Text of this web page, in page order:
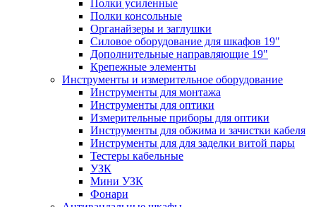
Полки усиленные
Полки консольные
Органайзеры и заглушки
Силовое оборудование для шкафов 19"
Дополнительные направляющие 19"
Крепежные элементы
Инструменты и измерительное оборудование
Инструменты для монтажа
Инструменты для оптики
Измерительные приборы для оптики
Инструменты для обжима и зачистки кабеля
Инструменты для для заделки витой пары
Тестеры кабельные
УЗК
Мини УЗК
Фонари